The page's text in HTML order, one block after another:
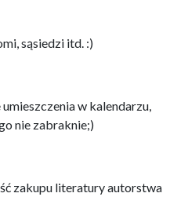
sąsiedzi itd. :)
w kalendarzu,
nie zabraknie;)
zakupu literatury autorstwa